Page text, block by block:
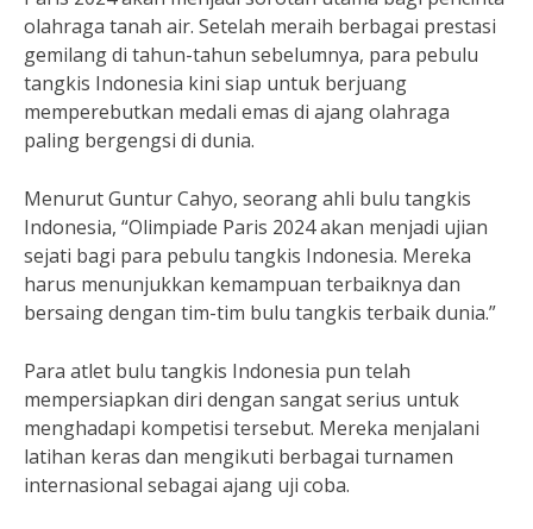
olahraga tanah air. Setelah meraih berbagai prestasi
gemilang di tahun-tahun sebelumnya, para pebulu
tangkis Indonesia kini siap untuk berjuang
memperebutkan medali emas di ajang olahraga
paling bergengsi di dunia.
Menurut Guntur Cahyo, seorang ahli bulu tangkis
Indonesia, “Olimpiade Paris 2024 akan menjadi ujian
sejati bagi para pebulu tangkis Indonesia. Mereka
harus menunjukkan kemampuan terbaiknya dan
bersaing dengan tim-tim bulu tangkis terbaik dunia.”
Para atlet bulu tangkis Indonesia pun telah
mempersiapkan diri dengan sangat serius untuk
menghadapi kompetisi tersebut. Mereka menjalani
latihan keras dan mengikuti berbagai turnamen
internasional sebagai ajang uji coba.